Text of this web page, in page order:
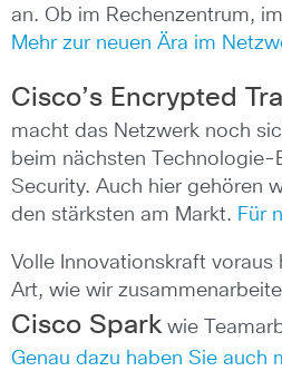
an. Ob im Rechenzentrum,
Mehr zur neuen Ära im
Cisco’s Encrypted
macht das Netzwerk noch
beim nächsten Technologie-
Security. Auch hier gehören
den stärksten am Markt. Für
Volle Innovationskraft voraus
Art, wie wir
Cisco Sparkwie
Genau dazu haben Sie auch